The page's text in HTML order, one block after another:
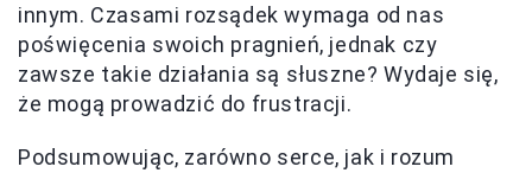
innym. Czasami rozsądek wymaga od nas
poświęcenia swoich pragnień, jednak czy
zawsze takie działania są słuszne? Wydaje się,
że mogą prowadzić do frustracji.
Podsumowując, zarówno serce, jak i rozum